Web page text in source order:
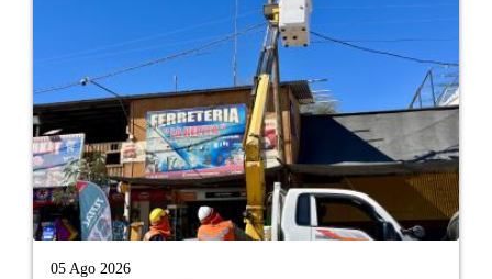
05 Ago 2026